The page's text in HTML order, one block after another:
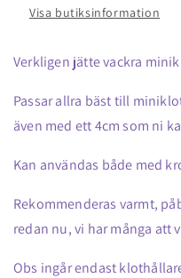
Visa butiksinformation
Verkligen jätte vackra
Passar allra bäst till
även med ett 4cm som ni
Kan användas både med
Rekommenderas varmt,
redan nu, vi har många att
Obs ingår endast